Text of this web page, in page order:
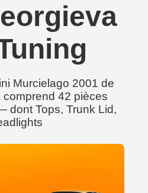
Murcielago 2001 de
comprend 42 pièces
dont Tops, Trunk Lid,